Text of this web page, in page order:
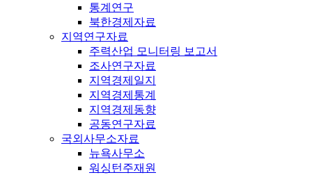
통계연구
북한경제자료
지역연구자료
주력산업 모니터링 보고서
조사연구자료
지역경제일지
지역경제통계
지역경제동향
공동연구자료
국외사무소자료
뉴욕사무소
워싱턴주재원